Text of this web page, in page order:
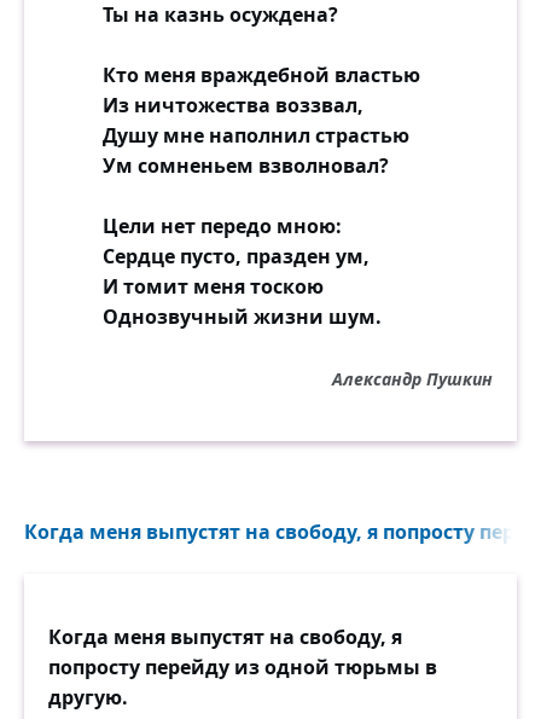
Ты на казнь осуждена?
Кто меня враждебной властью
Из ничтожества воззвал,
Душу мне наполнил страстью
Ум сомненьем взволновал?
Цели нет передо мною:
Сердце пусто, празден ум,
И томит меня тоскою
Однозвучный жизни шум.
Александр Пушкин
Когда меня выпустят на свободу, я попросту
Когда меня выпустят на свободу, я
попросту перейду из одной тюрьмы в
другую.